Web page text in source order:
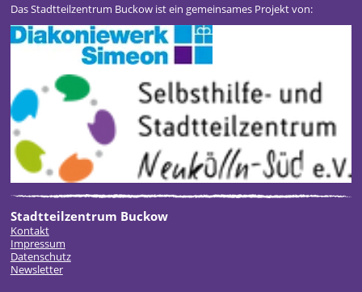
Das Stadtteilzentrum Buckow ist ein gemeinsames Projekt von:
Stadtteilzentrum Buckow
Kontakt
Impressum
Datenschutz
Newsletter